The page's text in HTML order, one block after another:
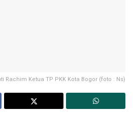
Rachim Ketua TP PKK Kota Bogor (foto : Ns)